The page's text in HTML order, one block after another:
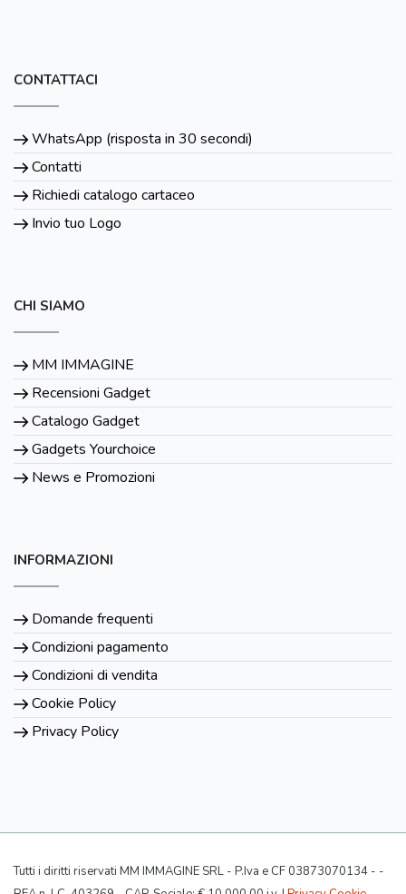
CONTATTACI
WhatsApp (risposta in 30 secondi)
Contatti
Richiedi catalogo cartaceo
Invio tuo Logo
CHI SIAMO
MM IMMAGINE
Recensioni Gadget
Catalogo Gadget
Gadgets Yourchoice
News e Promozioni
INFORMAZIONI
Domande frequenti
Condizioni pagamento
Condizioni di vendita
Cookie Policy
Privacy Policy
Tutti i diritti riservati MM IMMAGINE SRL - P.Iva e CF 03873070134 - -